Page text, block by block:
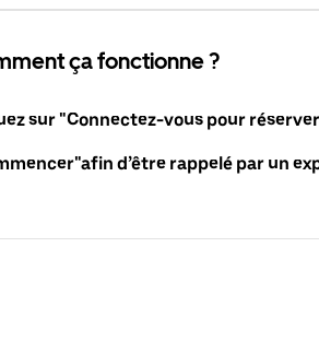
ça fonctionne ?
sur "Connectez-vous pour
d’être rappelé par un